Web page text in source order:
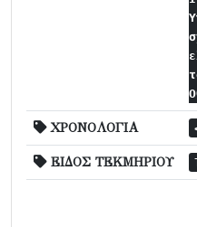
ΧΡΟΝΟΛΟΓΙΑ
ΕΙΔΟΣ ΤΕΚΜΗΡΙΟΥ